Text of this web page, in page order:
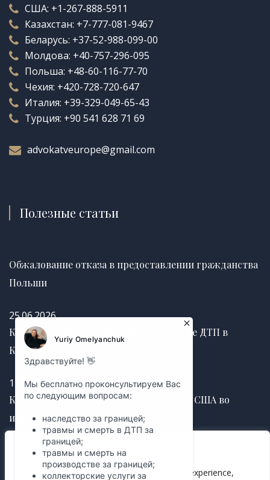
We value your privacy
We use cookies to enhance your browsing experience,
США: +1-267-888-5911
Казахстан: +7-777-081-9467
Беларусь: +37-52-988-099-00
Молдова: +40-757-296-095
Польша: +48-60-116-77-70
Чехия: +420-728-720-647
Италия: +39-329-049-65-43
Турция: +90 541 628 71 69
advokatveurope@gmail.com
Полезные статьи
Обжалование отказа в предоставлении гражданства
Польши
25.06.2026
Как получить страховую выплату после ДТП в
Канаде без задержек
12.03.2025
Как правильно оформить завещание в США во
избежание судебных споров
12.03.2025